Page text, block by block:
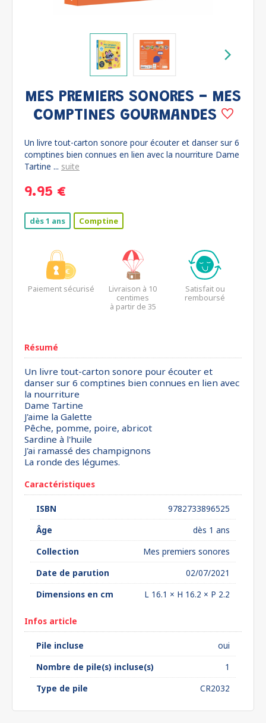
MES PREMIERS SONORES - MES
COMPTINES GOURMANDES
Un livre tout-carton sonore pour écouter et danser sur 6
comptines bien connues en lien avec la nourriture Dame
Tartine ... suite
9.95 €
dès 1 ans Comptine
Paiement sécurisé
Livraison à 10
centimes
à partir de 35
Satisfait ou
remboursé
Résumé
Un livre tout-carton sonore pour écouter et
danser sur 6 comptines bien connues en lien avec
la nourriture
Dame Tartine
J'aime la Galette
Pêche, pomme, poire, abricot
Sardine à l'huile
J'ai ramassé des champignons
La ronde des légumes.
Caractéristiques
ISBN
9782733896525
Âge
dès 1 ans
Collection
Mes premiers sonores
Date de parution
02/07/2021
Dimensions en cm
L 16.1 × H 16.2 × P 2.2
Infos article
Pile incluse
oui
Nombre de pile(s) incluse(s)
1
Type de pile
CR2032